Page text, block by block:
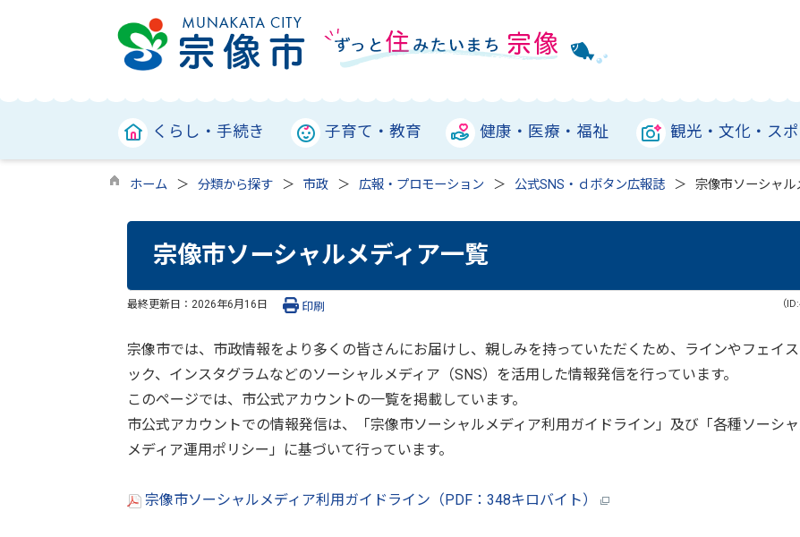
くらし・手続き 子育て・教育 健康・医療・福祉 観光・文化・ス
ホーム 分類から探す 市政 広報・プロモーション 公式SNS・ｄボタン広報誌 宗像市ソーシャル
宗像市ソーシャルメディア一覧
最終更新日： 2026年6月16日 （
印刷
宗像市では、市政情報をより多くの皆さんにお届けし、親しみを持っていただくため、ラインやフェイ
ック、インスタグラムなどのソーシャルメディア（SNS）を活用した情報発信を行っています。
このページでは、市公式アカウントの一覧を掲載しています。
市公式アカウントでの情報発信は、「宗像市ソーシャルメディア利用ガイドライン」及び「各種ソーシ
メディア運用ポリシー」に基づいて行っています。
宗像市ソーシャルメディア利用ガイドライン（PDF：348キロバイト）